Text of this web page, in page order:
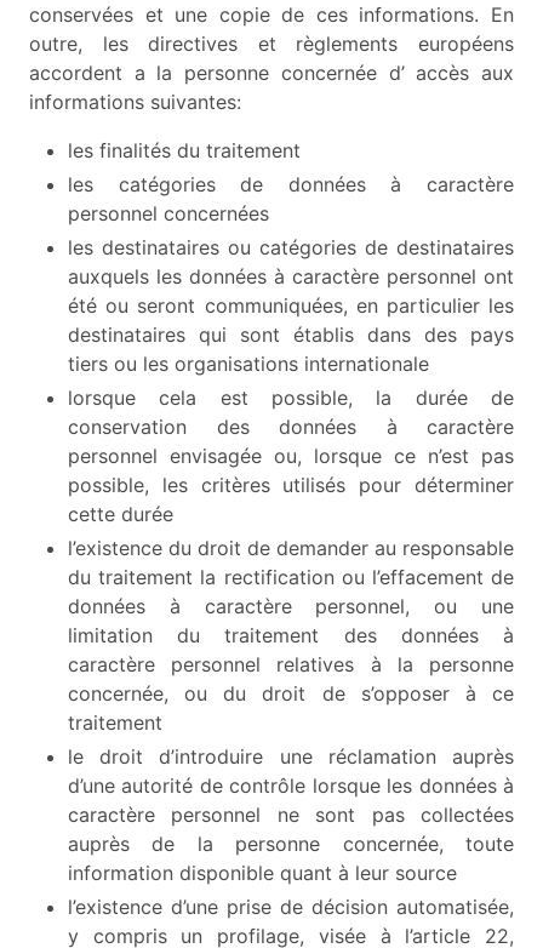
conservées et une copie de ces informations. En
outre, les directives et règlements européens
accordent a la personne concernée d’ accès aux
informations suivantes:
les finalités du traitement
les catégories de données à caractère
personnel concernées
les destinataires ou catégories de destinataires
auxquels les données à caractère personnel ont
été ou seront communiquées, en particulier les
destinataires qui sont établis dans des pays
tiers ou les organisations internationale
lorsque cela est possible, la durée de
conservation des données à caractère
personnel envisagée ou, lorsque ce n’est pas
possible, les critères utilisés pour déterminer
cette durée
l’existence du droit de demander au responsable
du traitement la rectification ou l’effacement de
données à caractère personnel, ou une
limitation du traitement des données à
caractère personnel relatives à la personne
concernée, ou du droit de s’opposer à ce
traitement
le droit d’introduire une réclamation auprès
d’une autorité de contrôle lorsque les données à
caractère personnel ne sont pas collectées
auprès de la personne concernée, toute
information disponible quant à leur source
l’existence d’une prise de décision automatisée,
y compris un profilage, visée à l’article 22,